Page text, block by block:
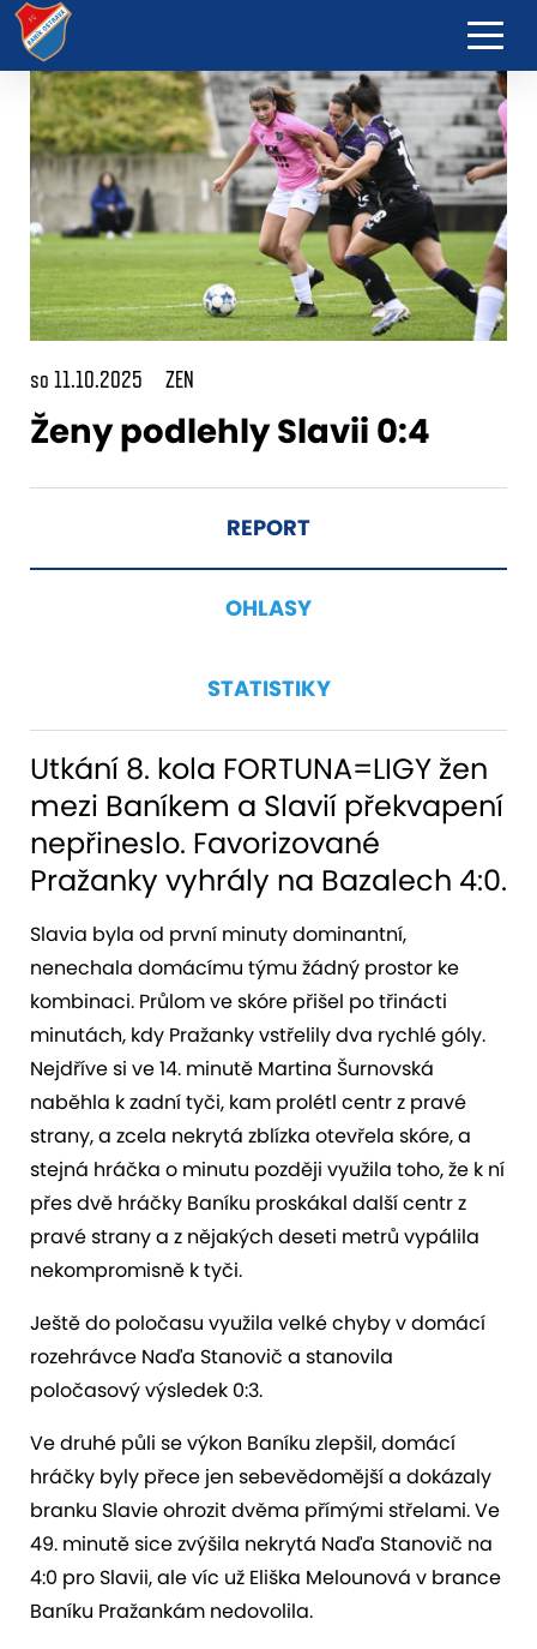
so 11.10.2025 ZEN
Ženy podlehly Slavii 0:4
REPORT
OHLASY
STATISTIKY
Utkání 8. kola FORTUNA=LIGY žen
mezi Baníkem a Slavií překvapení
nepřineslo. Favorizované
Pražanky vyhrály na Bazalech 4:0.
Slavia byla od první minuty dominantní,
nenechala domácímu týmu žádný prostor ke
kombinaci. Průlom ve skóre přišel po třinácti
minutách, kdy Pražanky vstřelily dva rychlé góly.
Nejdříve si ve 14. minutě Martina Šurnovská
naběhla k zadní tyči, kam prolétl centr z pravé
strany, a zcela nekrytá zblízka otevřela skóre, a
stejná hráčka o minutu později využila toho, že k ní
přes dvě hráčky Baníku proskákal další centr z
pravé strany a z nějakých deseti metrů vypálila
nekompromisně k tyči.
Ještě do poločasu využila velké chyby v domácí
rozehrávce Naďa Stanovič a stanovila
poločasový výsledek 0:3.
Ve druhé půli se výkon Baníku zlepšil, domácí
hráčky byly přece jen sebevědomější a dokázaly
branku Slavie ohrozit dvěma přímými střelami. Ve
49. minutě sice zvýšila nekrytá Naďa Stanovič na
4:0 pro Slavii, ale víc už Eliška Melounová v brance
Baníku Pražankám nedovolila.